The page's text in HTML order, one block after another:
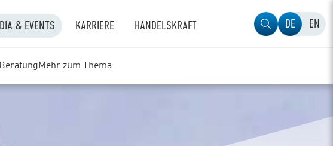
& EVENTS KARRIERE HANDELSKRAFT DE EN
Mehr zum Thema